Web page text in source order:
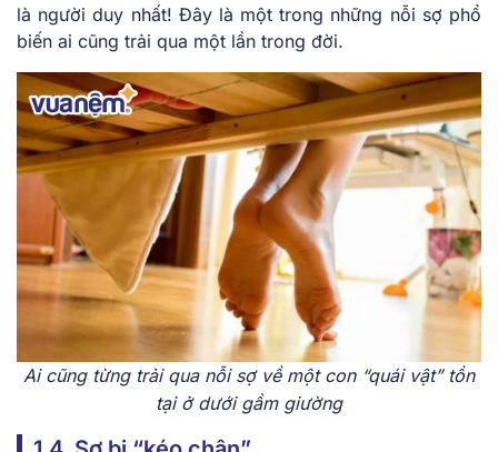
là người duy nhất! Đây là một trong những nỗi sợ phổ
biến ai cũng trải qua một lần trong đời.
Ai cũng từng trải qua nỗi sợ về một con “quái vật” tồn
tại ở dưới gầm giường